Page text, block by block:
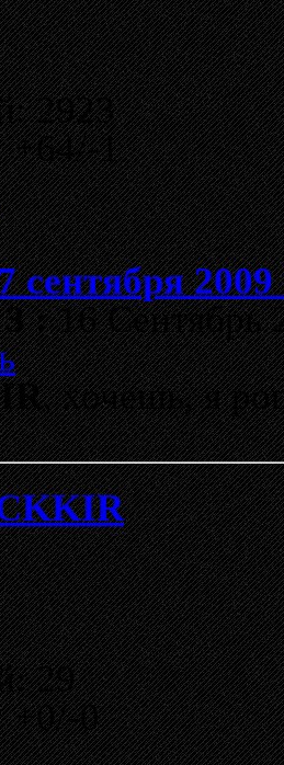
2923
+64/-1
сентября 2009
:16 Сентябрь
, хочешь, я
29
+0/-0